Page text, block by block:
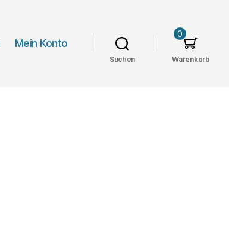
Mein Konto
Suchen Warenkorb
0